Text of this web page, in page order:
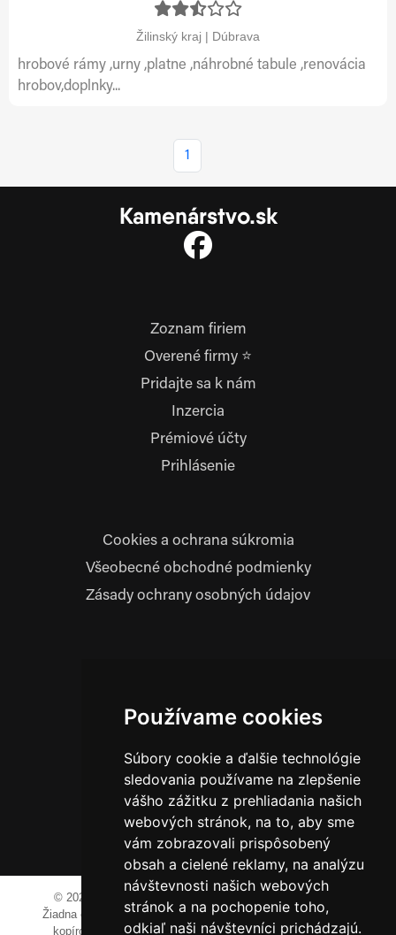
Používame cookies
Súbory cookie a ďalšie technológie
sledovania používame na zlepšenie
vášho zážitku z prehliadania našich
webových stránok, na to, aby sme
vám zobrazovali prispôsobený
obsah a cielené reklamy, na analýzu
návštevnosti našich webových
stránok a na pochopenie toho,
odkiaľ naši návštevníci prichádzajú.
Žilinský kraj | Dúbrava
hrobové rámy ,urny ,platne ,náhrobné tabule ,renovácia
hrobov,doplnky...
1
Kamenárstvo.sk
Zoznam firiem
Overené firmy ⭐
Pridajte sa k nám
Inzercia
Prémiové účty
Prihlásenie
Cookies a ochrana súkromia
Všeobecné obchodné podmienky
Zásady ochrany osobných údajov
Hliník nad Váhom 334
014 01 Bytča
IČO: 52600998
DIČ: 2121076738
0911 955 646
© 2023-2024 JM Media, s.r.o.
Všetky práva vyhradené.
Žiadna časť tohto portálu ak nie je uvedené inak, nesmie byť
kopírovaná, alebo prezentovaná bez výslovného súhlasu